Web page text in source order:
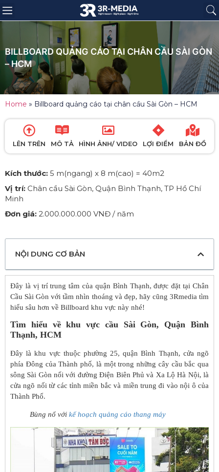
BILLBOARD QUẢNG CÁO TẠI CHÂN CẦU SÀI GÒN
– HCM
Home » Billboard quảng cáo tại chân cầu Sài Gòn – HCM
LÊN TRÊN MÔ TẢ HÌNH ẢNH/ VIDEO LỢI ĐIỂM BẢN ĐỒ
Kích thước: 5 m(ngang) x 8 m(cao) = 40m2
Vị trí: Chân cầu Sài Gòn, Quận Bình Thạnh, TP Hồ Chí
Minh
Đơn giá: 2.000.000.000 VNĐ / năm
NỘI DUNG CƠ BẢN
Đây là vị trí trung tâm của quận Bình Thạnh, được đặt tại Chân
Cầu Sài Gòn với tầm nhìn thoáng và đẹp, hãy cũng 3Rmedia tìm
hiểu sâu hơn về Billboard khu vực này nhé!
Tìm hiểu về khu vực cầu Sài Gòn, Quận Bình
Thạnh, HCM
Đây là khu vực thuộc phường 25, quận Bình Thạnh, cửa ngõ
phía Đông của Thành phố, là một trong những cây cầu bắc qua
sông Sài Gòn nối với đường Điện Biên Phủ và Xa Lộ Hà Nội, là
cửa ngõ nối từ các tỉnh miền bắc và miền trung đi vào nội ô của
Thành Phố.
Bùng nổ với kế hoạch quảng cáo thang máy